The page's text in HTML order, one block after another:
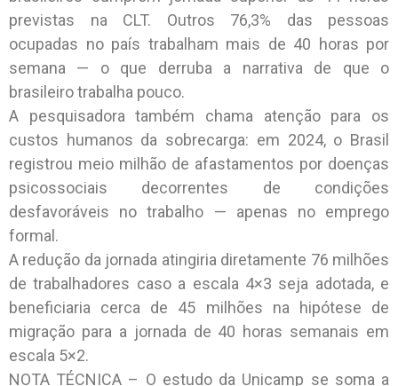
previstas na CLT. Outros 76,3% das pessoas
ocupadas no país trabalham mais de 40 horas por
semana — o que derruba a narrativa de que o
brasileiro trabalha pouco.
A pesquisadora também chama atenção para os
custos humanos da sobrecarga: em 2024, o Brasil
registrou meio milhão de afastamentos por doenças
psicossociais decorrentes de condições
desfavoráveis no trabalho — apenas no emprego
formal.
A redução da jornada atingiria diretamente 76 milhões
de trabalhadores caso a escala 4×3 seja adotada, e
beneficiaria cerca de 45 milhões na hipótese de
migração para a jornada de 40 horas semanais em
escala 5×2.
NOTA TÉCNICA – O estudo da Unicamp se soma a